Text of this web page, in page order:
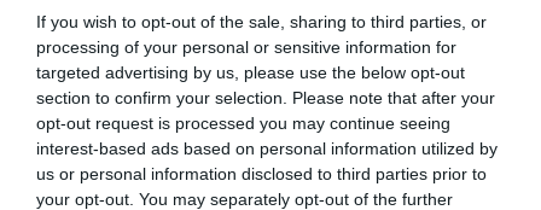
If you wish to opt-out of the sale, sharing to third parties, or
processing of your personal or sensitive information for
targeted advertising by us, please use the below opt-out
section to confirm your selection. Please note that after your
opt-out request is processed you may continue seeing
interest-based ads based on personal information utilized by
us or personal information disclosed to third parties prior to
your opt-out. You may separately opt-out of the further
La volonté d’Air France de continuer à monter en gamme et
différencier les niveaux supérieurs montrent que la
compagnie souhaite attirer et conserver de plus en plus cette
clientèle forte rémunératrice pour le groupe.
De nouvelles actions pourraient encore différencier les
niveaux.